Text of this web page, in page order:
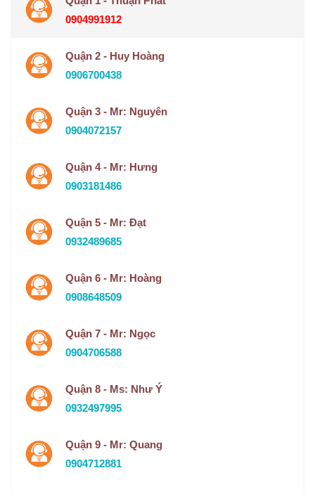
0904991912
Quận 2 - Huy Hoàng
0906700438
Quận 3 - Mr: Nguyên
0904072157
Quận 4 - Mr: Hưng
0903181486
Quận 5 - Mr: Đạt
0932489685
Quận 6 - Mr: Hoàng
0908648509
Quận 7 - Mr: Ngọc
0904706588
Quận 8 - Ms: Như Ý
0932497995
Quận 9 - Mr: Quang
0904712881